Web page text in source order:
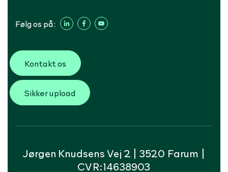
Følg os på:
Kontakt os
Sikker upload
Jørgen Knudsens Vej 2 | 3520 Farum |
CVR:14638903